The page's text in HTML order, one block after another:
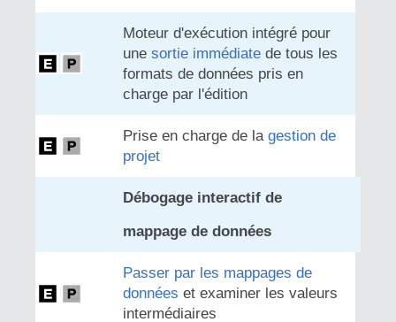
Moteur d'exécution intégré pour
une sortie immédiate de tous les
formats de données pris en
charge par l'édition
Prise en charge de la gestion de
projet
Débogage interactif de
mappage de données
Passer par les mappages de
données et examiner les valeurs
intermédiaires